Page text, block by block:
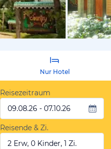
von
Nur Hotel
Reisezeitraum
09.08.26 - 07.10.26
Reisende & Zi.
2 Erw, 0 Kinder, 1 Zi.